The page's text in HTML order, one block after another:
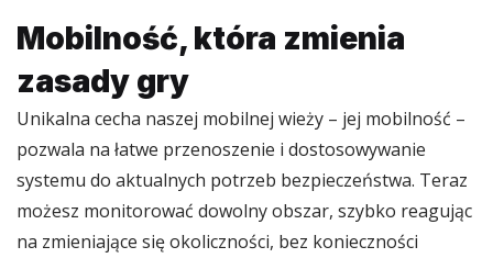
Mobilność, która zmienia
zasady gry
Unikalna cecha naszej mobilnej wieży – jej mobilność –
pozwala na łatwe przenoszenie i dostosowywanie
systemu do aktualnych potrzeb bezpieczeństwa. Teraz
możesz monitorować dowolny obszar, szybko reagując
na zmieniające się okoliczności, bez konieczności